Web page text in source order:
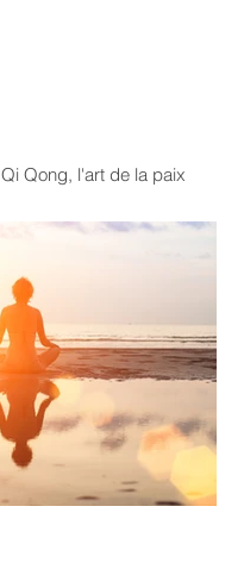
Qi Qong, l'art de la paix